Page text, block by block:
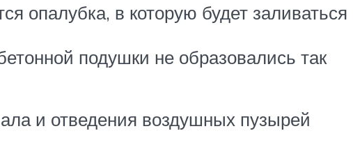
опалубка, в которую будет заливаться
подушки не образовались так
и отведения воздушных пузырей